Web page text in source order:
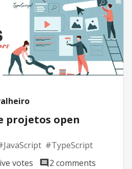
projetos open
JavaScript #TypeScript
votes
2 comments